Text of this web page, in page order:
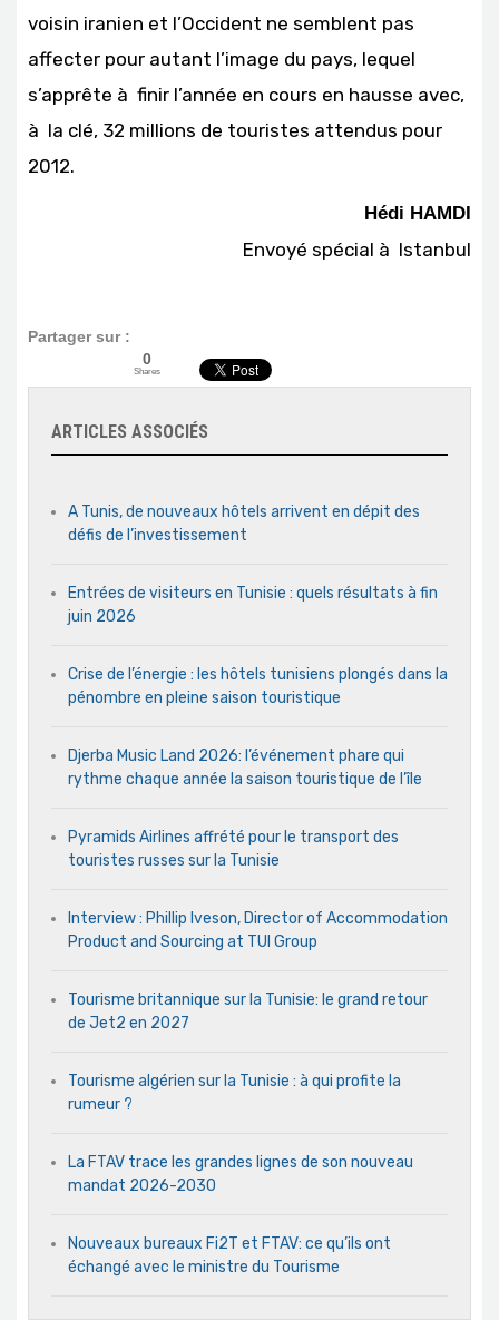
voisin iranien et l’Occident ne semblent pas
affecter pour autant l’image du pays, lequel
s’apprête à finir l’année en cours en hausse avec,
à la clé, 32 millions de touristes attendus pour
2012.
Hédi HAMDI
Envoyé spécial à Istanbul
Partager sur :
0
Shares
ARTICLES ASSOCIÉS
A Tunis, de nouveaux hôtels arrivent en dépit des
défis de l’investissement
Entrées de visiteurs en Tunisie : quels résultats à fin
juin 2026
Crise de l’énergie : les hôtels tunisiens plongés dans la
pénombre en pleine saison touristique
Djerba Music Land 2026: l’événement phare qui
rythme chaque année la saison touristique de l’île
Pyramids Airlines affrété pour le transport des
touristes russes sur la Tunisie
Interview : Phillip Iveson, Director of Accommodation
Product and Sourcing at TUI Group
Tourisme britannique sur la Tunisie: le grand retour
de Jet2 en 2027
Tourisme algérien sur la Tunisie : à qui profite la
rumeur ?
La FTAV trace les grandes lignes de son nouveau
mandat 2026-2030
Nouveaux bureaux Fi2T et FTAV: ce qu’ils ont
échangé avec le ministre du Tourisme